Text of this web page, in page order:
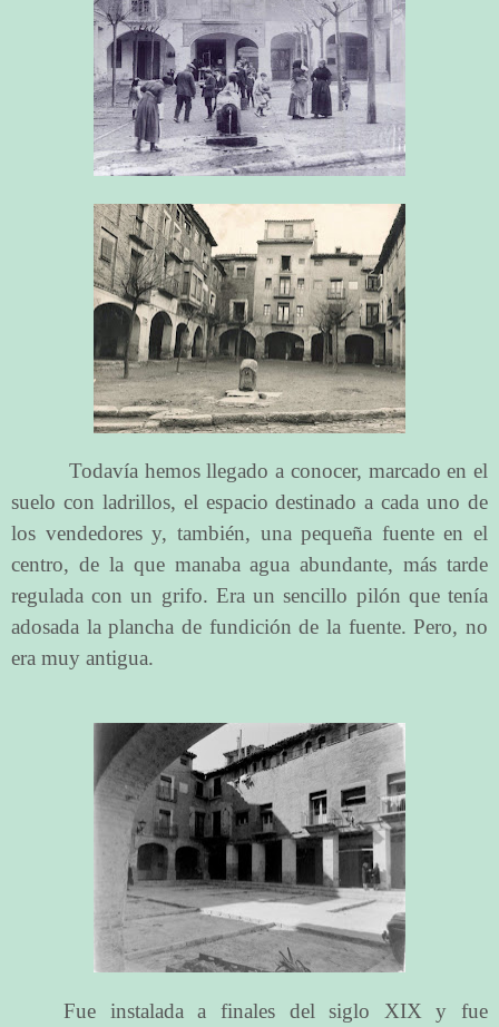
Todavía hemos llegado a conocer, marcado en el
suelo con ladrillos, el espacio destinado a cada uno de
los vendedores y, también, una pequeña fuente en el
centro, de la que manaba agua abundante, más tarde
regulada con un grifo. Era un sencillo pilón que tenía
adosada la plancha de fundición de la fuente. Pero, no
era muy antigua.
Fue instalada a finales del siglo XIX y fue